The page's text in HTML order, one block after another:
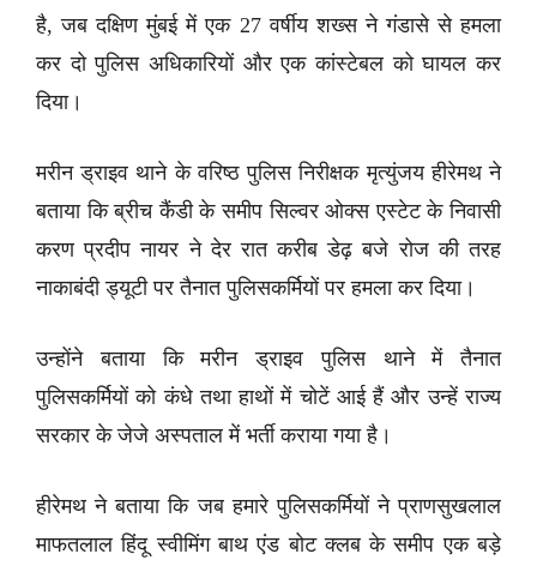
है, जब दक्षिण मुंबई में एक 27 वर्षीय शख्स ने गंडासे से हमला
कर दो पुलिस अधिकारियों और एक कांस्टेबल को घायल कर
दिया।
मरीन ड्राइव थाने के वरिष्ठ पुलिस निरीक्षक मृत्युंजय हीरेमथ ने
बताया कि ब्रीच कैंडी के समीप सिल्वर ओक्स एस्टेट के निवासी
करण प्रदीप नायर ने देर रात करीब डेढ़ बजे रोज की तरह
नाकाबंदी ड्यूटी पर तैनात पुलिसकर्मियों पर हमला कर दिया।
उन्होंने बताया कि मरीन ड्राइव पुलिस थाने में तैनात
पुलिसकर्मियों को कंधे तथा हाथों में चोटें आई हैं और उन्हें राज्य
सरकार के जेजे अस्पताल में भर्ती कराया गया है।
हीरेमथ ने बताया कि जब हमारे पुलिसकर्मियों ने प्राणसुखलाल
माफतलाल हिंदू स्वीमिंग बाथ एंड बोट क्लब के समीप एक बड़े